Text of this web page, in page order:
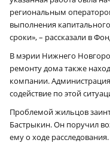
региональным
выполнения
сроки», – рассказали в
В мэрии Нижнего
ремонту дома также
компании.
содействие по этой
Проблемой жильцов
Бастрыкин. Он поручил
ему о ходе расследования.